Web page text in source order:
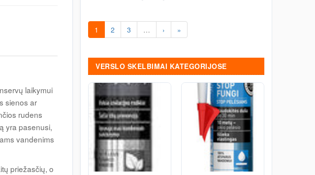
laikymui
sienos ar
rudens
yra pasenusi,
vandenims
priežasčių, o
1 2 3 … › »
VERSLO SKELBIMAI KATEGORIJOSE